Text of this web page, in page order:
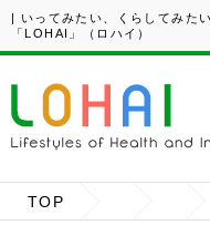
| いってみたい、くらしてみた
「LOHAI」（ロハイ）
TOP